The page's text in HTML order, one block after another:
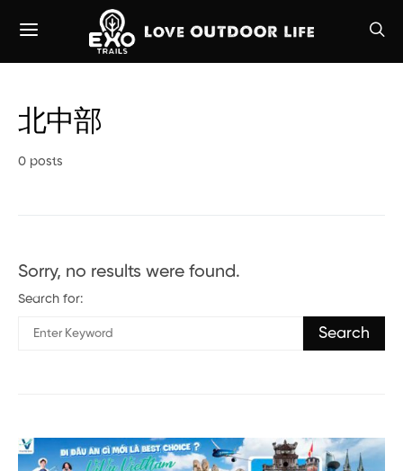
北中部
0 posts
Sorry, no results were found.
Search for:
Search